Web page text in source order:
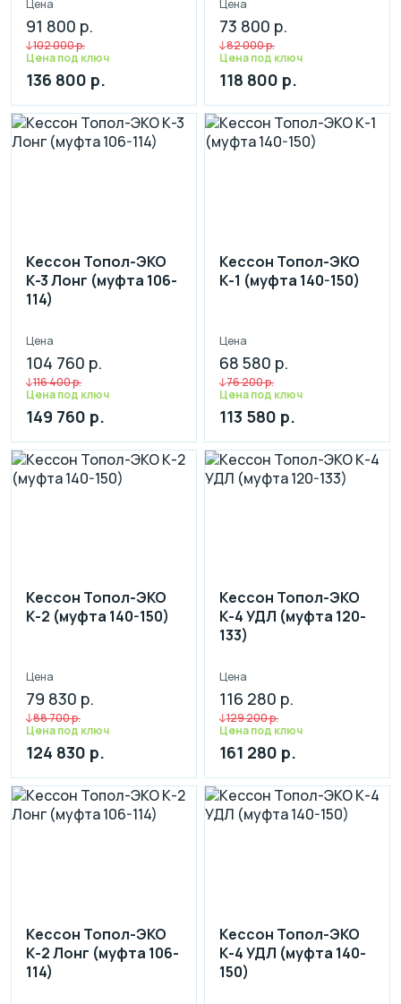
Цена
91 800 р.
102 000 р.
Цена под ключ
136 800 р.
Цена
73 800 р.
82 000 р.
Цена под ключ
118 800 р.
Кессон Топол-ЭКО
К-3 Лонг (муфта 106-
114)
Цена
104 760 р.
116 400 р.
Цена под ключ
149 760 р.
Кессон Топол-ЭКО
К-1 (муфта 140-150)
Цена
68 580 р.
76 200 р.
Цена под ключ
113 580 р.
Кессон Топол-ЭКО
К-2 (муфта 140-150)
Цена
79 830 р.
88 700 р.
Цена под ключ
124 830 р.
Кессон Топол-ЭКО
К-4 УДЛ (муфта 120-
133)
Цена
116 280 р.
129 200 р.
Цена под ключ
161 280 р.
Кессон Топол-ЭКО
К-2 Лонг (муфта 106-
114)
Кессон Топол-ЭКО
К-4 УДЛ (муфта 140-
150)